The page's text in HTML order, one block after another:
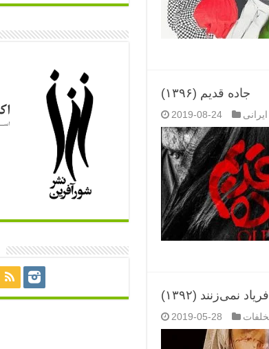
جاده قدیم (۱۳۹۶)
2019-08-24 ایرانی
نمی‌زنند (۱۳۹۲)
2019-05-28